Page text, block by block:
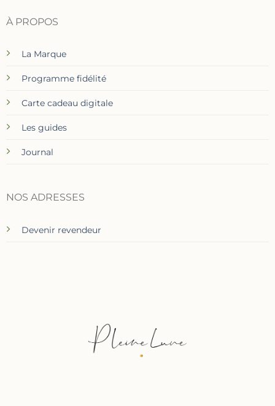
À PROPOS
La Marque
Programme fidélité
Carte cadeau digitale
Les guides
Journal
NOS ADRESSES
Devenir revendeur